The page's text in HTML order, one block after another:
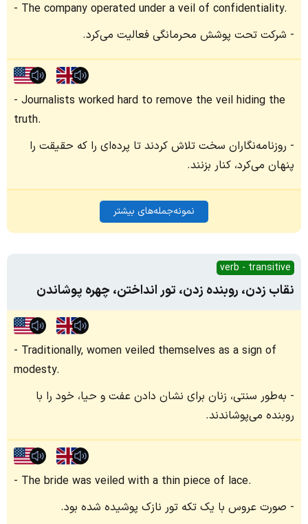
The company operated under a veil of confidentiality.
شرکت تحت پوشش محرمانگی فعالیت می‌کرد.
Journalists worked hard to remove the veil hiding the
truth.
روزنامه‌نگاران سخت تلاش کردند تا پرده‌ای را که حقیقت را
پنهان می‌کرد، کنار بزنند.
نمونه‌جمله‌های بیشتر
verb - transitive
نقاب زدن، روبنده زدن، تور انداختن، چهره پوشاندن
Traditionally, women veiled themselves as a sign of
modesty.
به‌طور سنتی، زنان برای نشان دادن عفت و حیا، خود را با
روبنده می‌پوشاندند.
The bride was veiled with a thin piece of lace.
صورت عروس با یک تکه تور نازک پوشیده شده بود.